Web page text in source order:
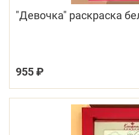
"Девочка" раскраска
955 ₽